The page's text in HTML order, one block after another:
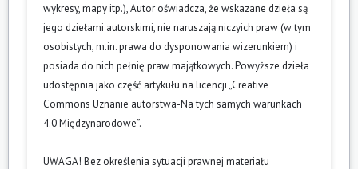
wykresy, mapy itp.), Autor oświadcza, że wskazane dzieła są
jego dziełami autorskimi, nie naruszają niczyich praw (w tym
osobistych, m.in. prawa do dysponowania wizerunkiem) i
posiada do nich pełnię praw majątkowych. Powyższe dzieła
udostępnia jako część artykułu na licencji „Creative
Commons Uznanie autorstwa-Na tych samych warunkach
4.0 Międzynarodowe”.
UWAGA! Bez określenia sytuacji prawnej materiału